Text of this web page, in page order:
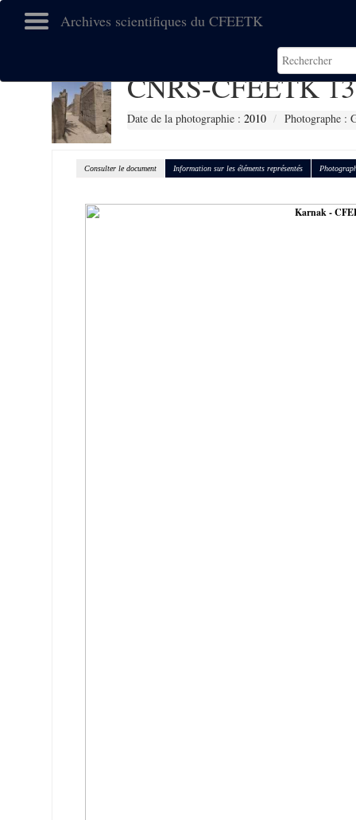
Archives scientifiques du CFEETK
CNRS-CFEETK
Date de la photographie : 2010 Photographe :
Consulter le document Information sur les éléments représentés